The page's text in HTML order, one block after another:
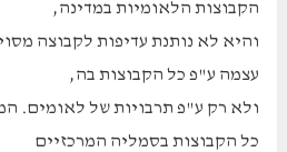
הקבוצות הלאומיות במדינה,
והיא לא נותנת עדיפות לקבוצה
עצמה ע"פ כל הקבוצות בה,
ולא רק ע"פ תרבויות של לאומים.
כל הקבוצות בסמליה המרכזיים